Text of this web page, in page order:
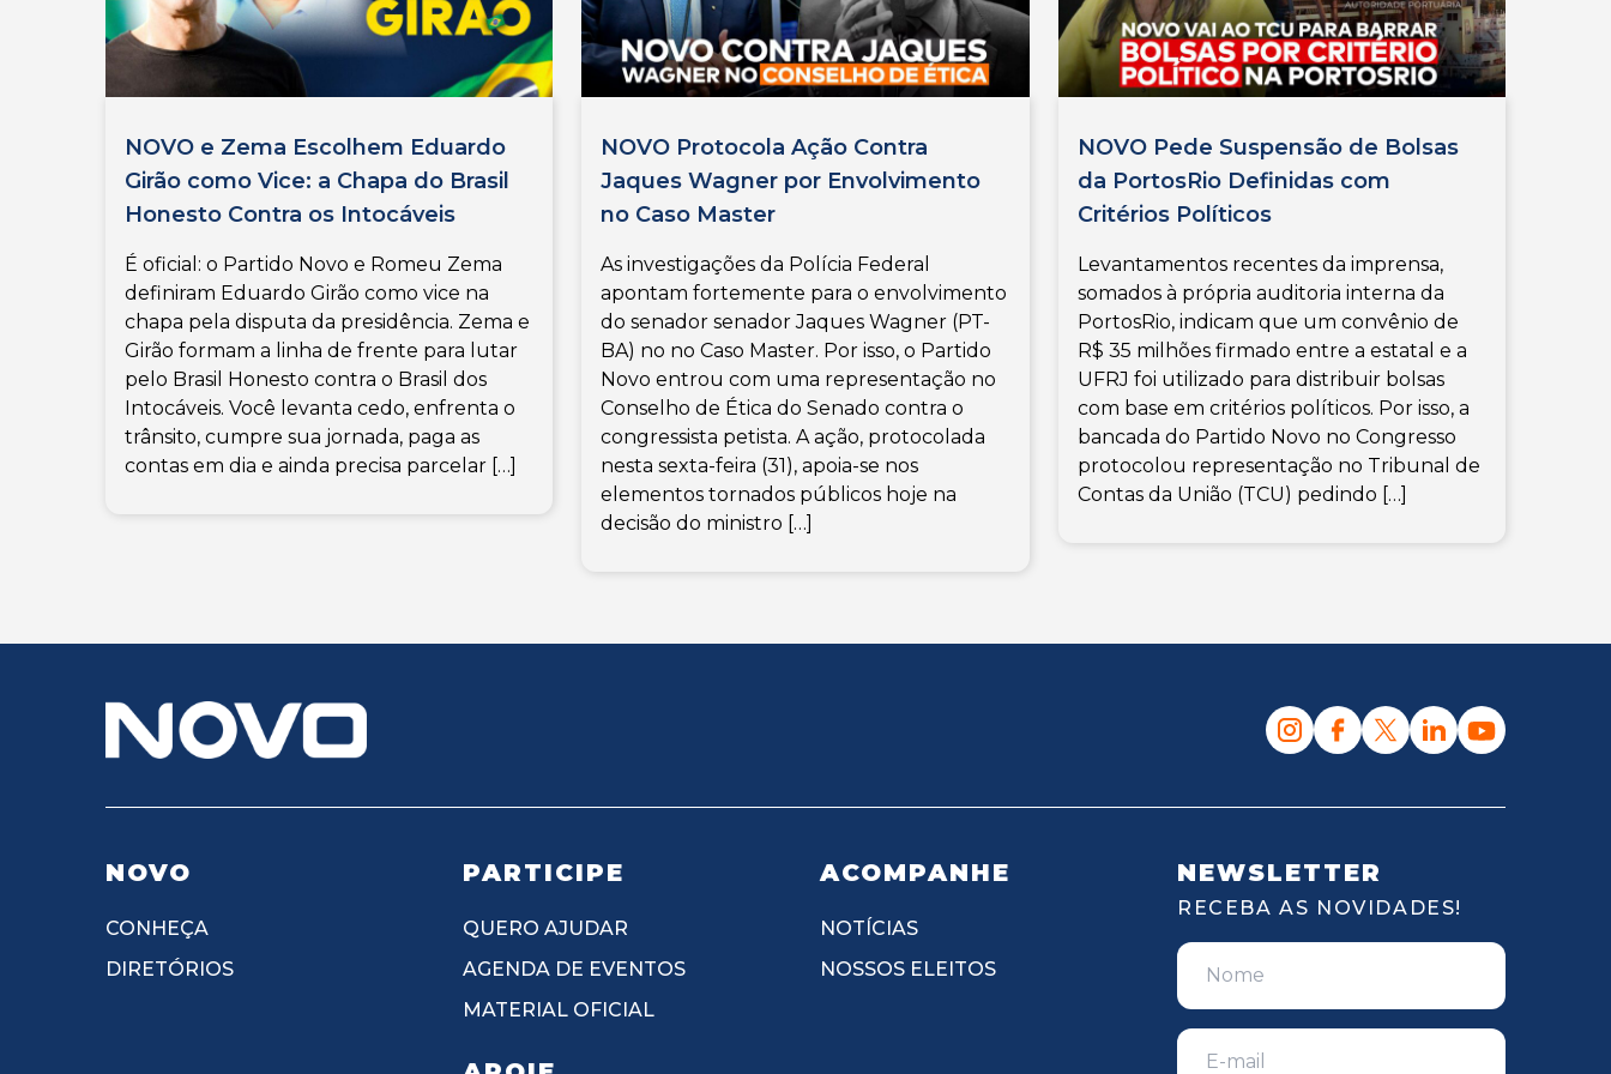
NOVO e Zema Escolhem Eduardo
Girão como Vice: a Chapa do Brasil
Honesto Contra os Intocáveis
É oficial: o Partido Novo e Romeu Zema
definiram Eduardo Girão como vice na
chapa pela disputa da presidência. Zema e
Girão formam a linha de frente para lutar
pelo Brasil Honesto contra o Brasil dos
Intocáveis. Você levanta cedo, enfrenta o
trânsito, cumpre sua jornada, paga as
contas em dia e ainda precisa parcelar […]
NOVO Protocola Ação Contra
Jaques Wagner por Envolvimento
no Caso Master
As investigações da Polícia Federal
apontam fortemente para o envolvimento
do senador senador Jaques Wagner (PT-
BA) no no Caso Master. Por isso, o Partido
Novo entrou com uma representação no
Conselho de Ética do Senado contra o
congressista petista. A ação, protocolada
nesta sexta-feira (31), apoia-se nos
elementos tornados públicos hoje na
decisão do ministro […]
NOVO Pede Suspensão de Bolsas
da PortosRio Definidas com
Critérios Políticos
Levantamentos recentes da imprensa,
somados à própria auditoria interna da
PortosRio, indicam que um convênio de
R$ 35 milhões firmado entre a estatal e a
UFRJ foi utilizado para distribuir bolsas
com base em critérios políticos. Por isso, a
bancada do Partido Novo no Congresso
protocolou representação no Tribunal de
Contas da União (TCU) pedindo […]
NOVO
CONHEÇA
DIRETÓRIOS
PARTICIPE
QUERO AJUDAR
AGENDA DE EVENTOS
MATERIAL OFICIAL
ACOMPANHE
NOTÍCIAS
NOSSOS ELEITOS
NEWSLETTER
RECEBA AS NOVIDADES!